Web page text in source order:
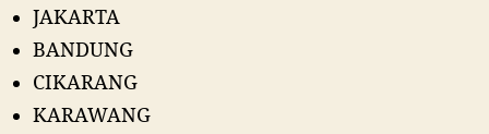
JAKARTA
BANDUNG
CIKARANG
KARAWANG